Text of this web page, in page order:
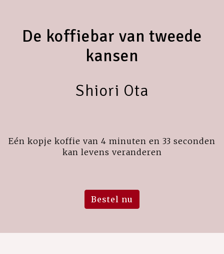
De koffiebar van tweede
kansen
Shiori Ota
Eén kopje koffie van 4 minuten en 33 seconden
kan levens veranderen
Bestel nu